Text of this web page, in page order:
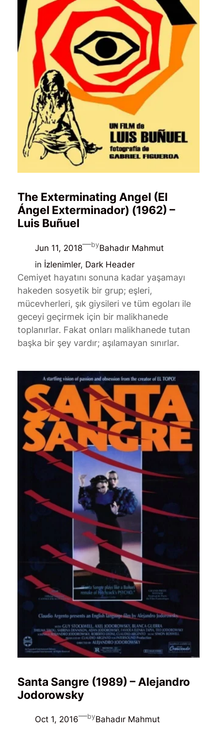
The Exterminating Angel (El
Ángel Exterminador) (1962) –
Luis Buñuel
Jun 11, 2018—byBahadır Mahmut
in İzlenimler, Dark Header
Cemiyet hayatını sonuna kadar yaşamayı
hakeden sosyetik bir grup; eşleri,
mücevherleri, şık giysileri ve tüm egoları ile
geceyi geçirmek için bir malikhanede
toplanırlar. Fakat onları malikhanede tutan
başka bir şey vardır; aşılamayan sınırlar.
Santa Sangre (1989) – Alejandro
Jodorowsky
Oct 1, 2016—byBahadır Mahmut